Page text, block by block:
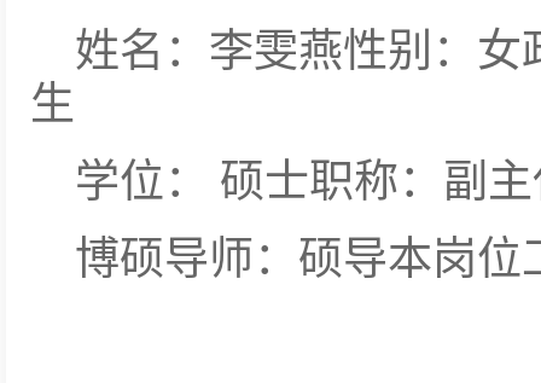
姓名：李雯燕性别：
生
学位： 硕士职称：副
博硕导师：硕导本岗位